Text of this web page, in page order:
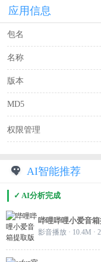
应用信息
包名
名称
版本
MD5
权限管理
AI智能推荐
✓ AI分析完成
哔哩哔哩小爱音
影音播放 · 10.4M ·